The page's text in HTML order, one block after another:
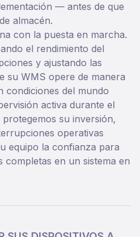
— antes de que
almacén.
con la puesta en marcha.
el rendimiento del
y ajustando las
su WMS opere de manera
condiciones del mundo
activa durante el
su inversión,
operativas
equipo la confianza para
en un sistema en